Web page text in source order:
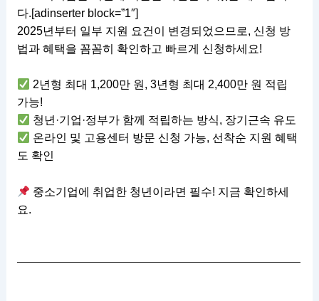
다.[adinserter block=”1″]
2025년부터 일부 지원 요건이 변경되었으므로, 신청 방
법과 혜택을 꼼꼼히 확인하고 빠르게 신청하세요!
2년형 최대 1,200만 원, 3년형 최대 2,400만 원 적립
가능!
청년·기업·정부가 함께 적립하는 방식, 장기근속 유도
온라인 및 고용센터 방문 신청 가능, 선착순 지원 혜택
도 확인
중소기업에 취업한 청년이라면 필수! 지금 확인하세
요.